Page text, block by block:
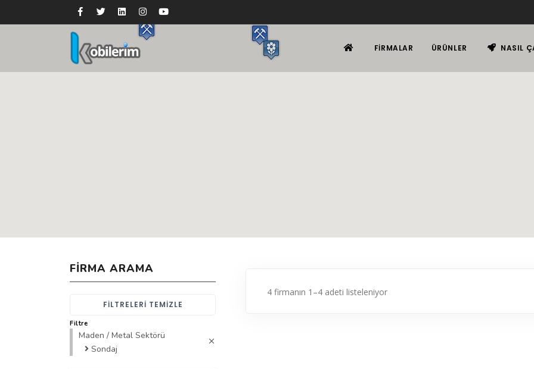
FIRMALAR ÜRÜNLER NASIL
4 firmanın 1–4 adeti listeleniyor
FIRMA ARAMA
FILTRELERI TEMIZLE
Filtre
Maden / Metal Sektörü
Sondaj